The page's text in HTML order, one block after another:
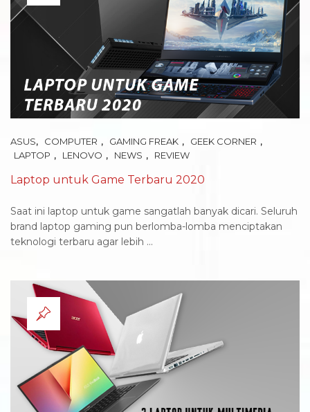
ASUS, COMPUTER , GAMING FREAK , GEEK CORNER ,
LAPTOP , LENOVO , NEWS , REVIEW
Laptop untuk Game Terbaru 2020
Saat ini laptop untuk game sangatlah banyak dicari. Seluruh
brand laptop gaming pun berlomba-lomba menciptakan
teknologi terbaru agar lebih ...